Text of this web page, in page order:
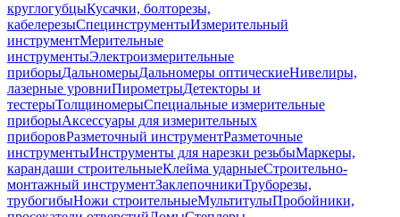
круглогубцыКусачки, болторезы,
кабелерезыСпецинструментыИзмерительный
инструментМерительные
инструментыЭлектроизмерительные
приборыДальномерыДальномеры оптическиеНивелиры,
лазерные уровниПирометрыДетекторы и
тестерыТолщиномерыСпециальные измерительные
приборыАксессуары для измерительных
приборовРазметочный инструментРазметочные
инструментыИнструменты для нарезки резьбыМаркеры,
карандаши строительныеКлейма ударныеСтроительно-
монтажный инструментЗаклепочникиТруборезы,
трубогибыНожи строительныеМультитулыПробойники,